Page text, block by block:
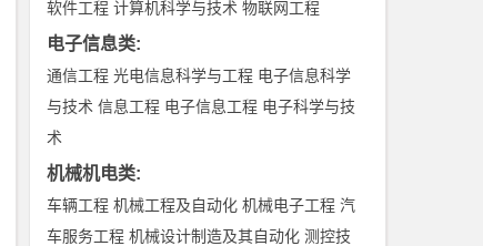
软件工程 计算机科学与技术 物联网工程
电子信息类:
通信工程 光电信息科学与工程 电子信息科学
与技术 信息工程 电子信息工程 电子科学与技
术
机械机电类:
车辆工程 机械工程及自动化 机械电子工程 汽
车服务工程 机械设计制造及其自动化 测控技